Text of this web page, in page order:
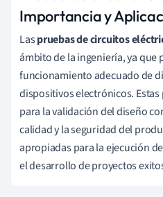
Importancia y
Laspruebas de circuitos
ámbito de la ingeniería, ya que
funcionamiento adecuado de
dispositivos electrónicos.
para la validación del diseño
calidad y la seguridad del
apropiadas para la ejecución
el desarrollo de proyectos